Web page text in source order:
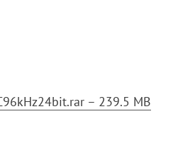
– 239.5 MB